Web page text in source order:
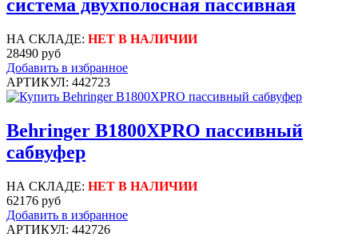
система двухполосная пассивная
НА СКЛАДЕ: НЕТ В НАЛИЧИИ
28490 руб
Добавить в избранное
АРТИКУЛ: 442723
Behringer B1800XPRO пассивный
сабвуфер
НА СКЛАДЕ: НЕТ В НАЛИЧИИ
62176 руб
Добавить в избранное
АРТИКУЛ: 442726